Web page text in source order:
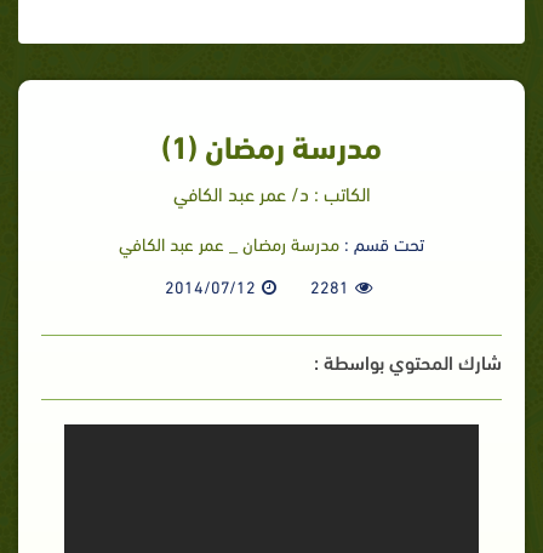
مدرسة رمضان (1)
الكاتب : د/ عمر عبد الكافي
تحت قسم : مدرسة رمضان _ عمر عبد الكافي
2281
2014/07/12
شارك المحتوي بواسطة :